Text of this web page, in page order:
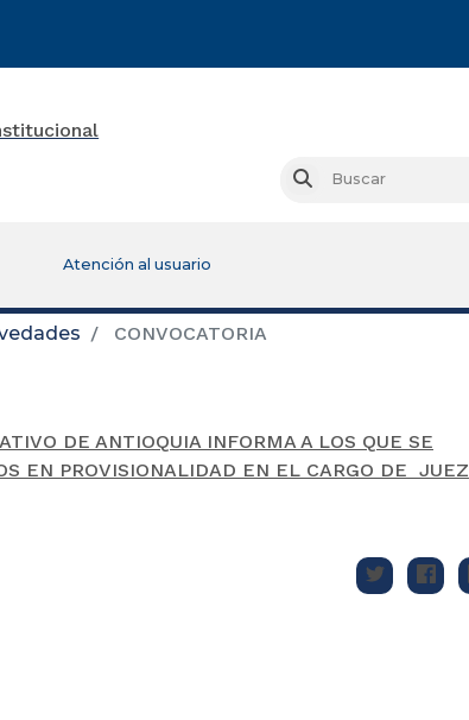
Buscar
Atención al usuario
CONVOCATORIA
DE ANTIOQUIA INFORMA A LOS QUE SE
EN PROVISIONALIDAD EN EL CARGO DE JUEZ